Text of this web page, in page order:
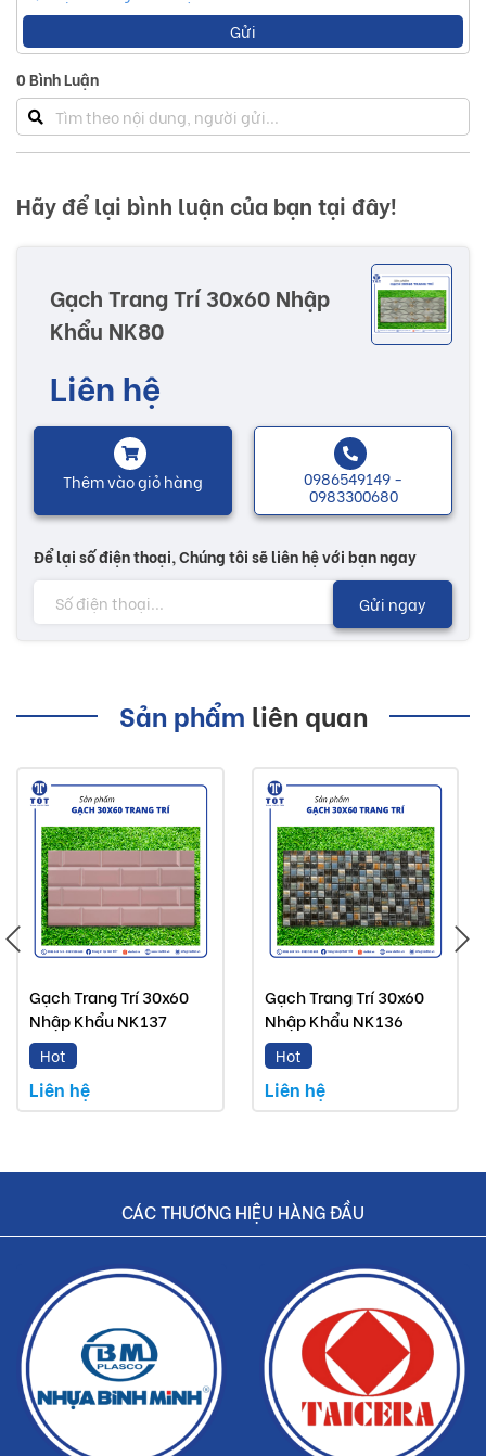
Gửi
0Bình Luận
Hãy để lại bình luận của bạn tại đây!
Gạch Trang Trí 30x60 Nhập
Khẩu NK80
Liên hệ
Thêm vào giỏ hàng 0986549149 -
0983300680
Để lại số điện thoại, Chúng tôi sẽ liên hệ với bạn ngay
Gửi ngay
Sản phẩm liên quan
Gạch Trang Trí 30x60
Nhập Khẩu NK137
Hot
Liên hệ
Gạch Trang Trí 30x60
Nhập Khẩu NK136
Hot
Liên hệ
CÁC THƯƠNG HIỆU HÀNG ĐẦU